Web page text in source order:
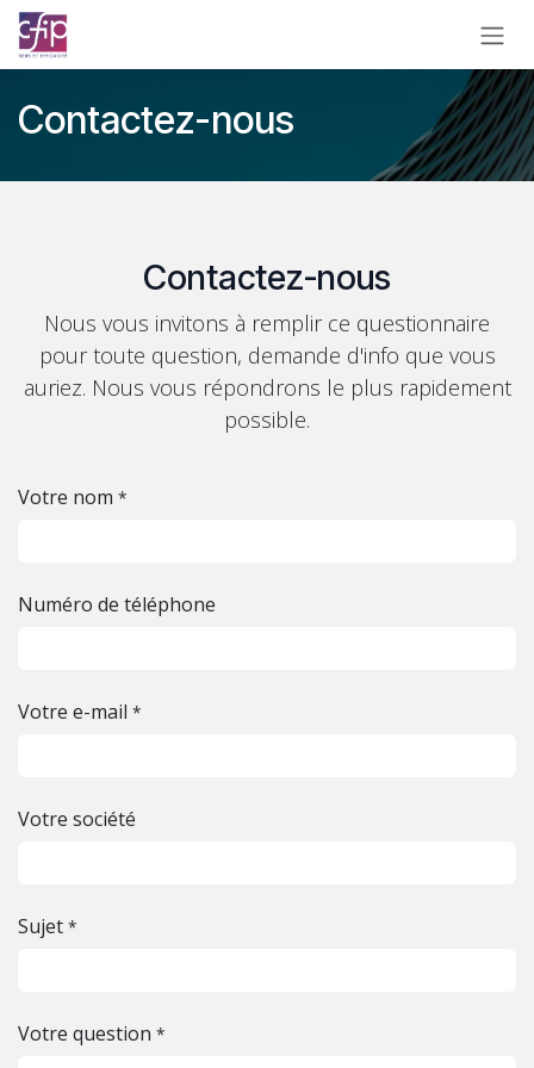
Se rendre au contenu
Contactez-nous
Contactez-nous
Nous vous invitons à remplir ce questionnaire
pour toute question, demande d'info que vous
auriez. Nous vous répondrons le plus rapidement
possible.
Votre nom *
Numéro de téléphone
Votre e-mail *
Votre société
Sujet *
Votre question *